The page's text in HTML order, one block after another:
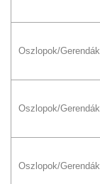
Oszlopok/Gerendák
Oszlopok/Gerendák
Oszlopok/Gerendák